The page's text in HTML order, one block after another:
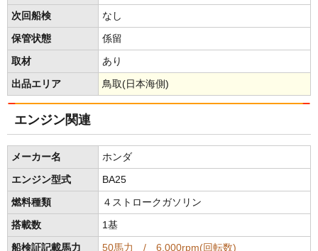
次回船検 なし
保管状態 係留
取材 あり
出品エリア 鳥取(日本海側)
エンジン関連
メーカー名 ホンダ
エンジン型式 BA25
燃料種類 ４ストロークガソリン
搭載数 1基
船検証記載馬力 50馬力 / 6,000rpm(回転数)